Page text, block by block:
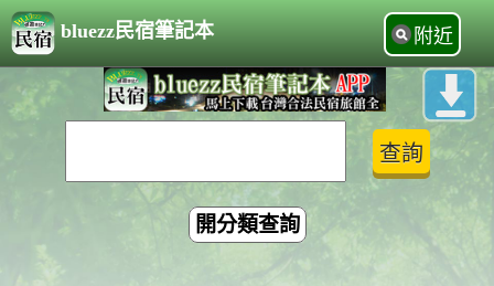
bluezz民宿筆記本 附近
開分類查詢